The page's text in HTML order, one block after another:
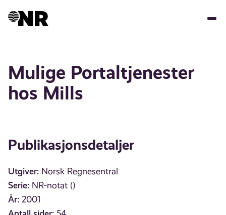
Mulige Portaltjenester
hos Mills
Publikasjonsdetaljer
Utgiver: Norsk Regnesentral
Serie: NR-notat ()
År: 2001